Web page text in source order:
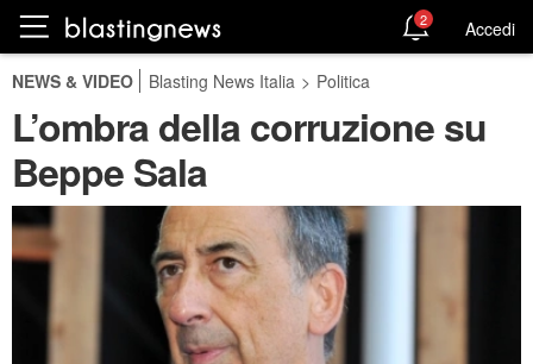
2 Accedi
NEWS & VIDEO Blasting News Italia > Politica
L’ombra della corruzione su
Beppe Sala